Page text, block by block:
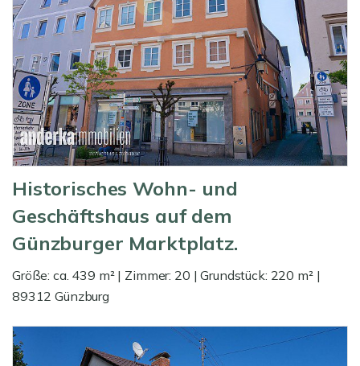
Historisches Wohn- und
Geschäftshaus auf dem
Günzburger Marktplatz.
Größe: ca. 439 m² | Zimmer: 20 | Grundstück: 220 m² |
89312 Günzburg